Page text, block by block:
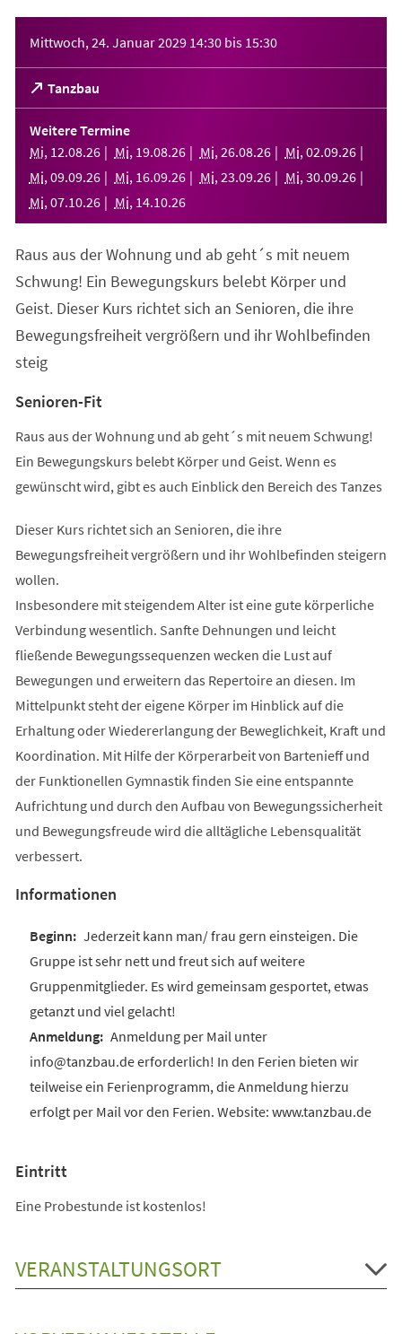
Mittwoch, 24. Januar 2029 14:30 bis 15:30
Tanzbau
(Öffnet
in
einem
neuen
Tab)
Weitere Termine
Mi, 12.08.26 Mi, 19.08.26 Mi, 26.08.26 Mi, 02.09.26
Mi, 09.09.26 Mi, 16.09.26 Mi, 23.09.26 Mi, 30.09.26
Mi, 07.10.26 Mi, 14.10.26
Raus aus der Wohnung und ab geht´s mit neuem
Schwung! Ein Bewegungskurs belebt Körper und
Geist. Dieser Kurs richtet sich an Senioren, die ihre
Bewegungsfreiheit vergrößern und ihr Wohlbefinden
steig
Senioren-Fit
Raus aus der Wohnung und ab geht´s mit neuem Schwung!
Ein Bewegungskurs belebt Körper und Geist. Wenn es
gewünscht wird, gibt es auch Einblick den Bereich des Tanzes
Dieser Kurs richtet sich an Senioren, die ihre
Bewegungsfreiheit vergrößern und ihr Wohlbefinden steigern
wollen.
Insbesondere mit steigendem Alter ist eine gute körperliche
Verbindung wesentlich. Sanfte Dehnungen und leicht
fließende Bewegungssequenzen wecken die Lust auf
Bewegungen und erweitern das Repertoire an diesen. Im
Mittelpunkt steht der eigene Körper im Hinblick auf die
Erhaltung oder Wiedererlangung der Beweglichkeit, Kraft und
Koordination. Mit Hilfe der Körperarbeit von Bartenieff und
der Funktionellen Gymnastik finden Sie eine entspannte
Aufrichtung und durch den Aufbau von Bewegungssicherheit
und Bewegungsfreude wird die alltägliche Lebensqualität
verbessert.
Informationen
Jederzeit kann man/ frau gern einsteigen. Die
Gruppe ist sehr nett und freut sich auf weitere
Gruppenmitglieder. Es wird gemeinsam gesportet, etwas
getanzt und viel gelacht!
Anmeldung per Mail unter
info@tanzbau.de erforderlich! In den Ferien bieten wir
teilweise ein Ferienprogramm, die Anmeldung hierzu
erfolgt per Mail vor den Ferien. Website: www.tanzbau.de
Eintritt
Eine Probestunde ist kostenlos!
VERANSTALTUNGSORT